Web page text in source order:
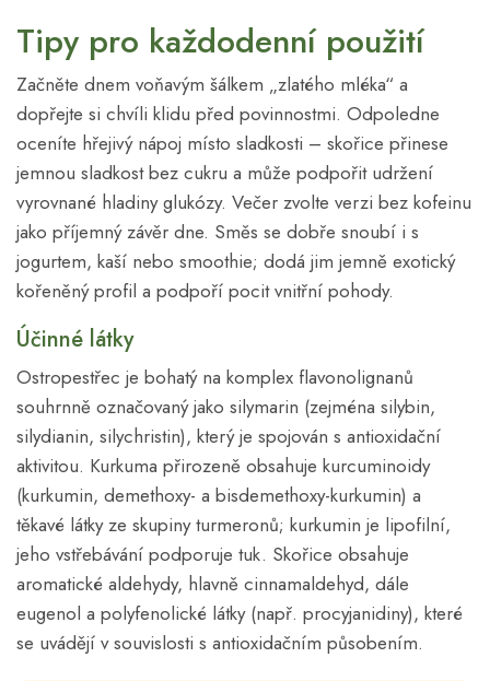
Tipy pro každodenní použití
Začněte dnem voňavým šálkem „zlatého mléka“ a
dopřejte si chvíli klidu před povinnostmi. Odpoledne
oceníte hřejivý nápoj místo sladkosti – skořice přinese
jemnou sladkost bez cukru a může podpořit udržení
vyrovnané hladiny glukózy. Večer zvolte verzi bez kofeinu
jako příjemný závěr dne. Směs se dobře snoubí i s
jogurtem, kaší nebo smoothie; dodá jim jemně exotický
kořeněný profil a podpoří pocit vnitřní pohody.
Účinné látky
Ostropestřec je bohatý na komplex flavonolignanů
souhrnně označovaný jako silymarin (zejména silybin,
silydianin, silychristin), který je spojován s antioxidační
aktivitou. Kurkuma přirozeně obsahuje kurcuminoidy
(kurkumin, demethoxy- a bisdemethoxy-kurkumin) a
těkavé látky ze skupiny turmeronů; kurkumin je lipofilní,
jeho vstřebávání podporuje tuk. Skořice obsahuje
aromatické aldehydy, hlavně cinnamaldehyd, dále
eugenol a polyfenolické látky (např. procyjanidiny), které
se uvádějí v souvislosti s antioxidačním působením.